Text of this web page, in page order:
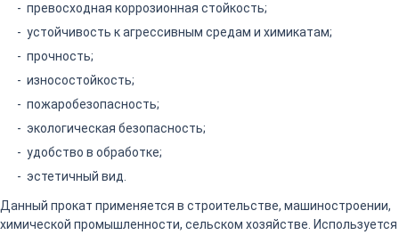
превосходная коррозионная стойкость;
устойчивость к агрессивным средам и химикатам;
прочность;
износостойкость;
пожаробезопасность;
экологическая безопасность;
удобство в обработке;
эстетичный вид.
Данный прокат применяется в строительстве, машиностроении,
химической промышленности, сельском хозяйстве. Используется